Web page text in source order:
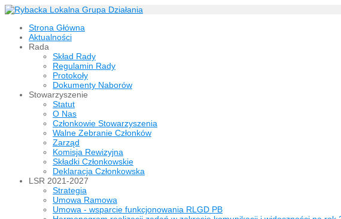
Strona Główna
Aktualności
Rada
Skład Rady
Regulamin Rady
Protokoły
Dokumenty Naborów
Stowarzyszenie
Statut
O Nas
Członkowie Stowarzyszenia
Walne Zebranie Członków
Zarząd
Komisja Rewizyjna
Składki Członkowskie
Deklaracja Członkowska
LSR 2021-2027
Strategia
Umowa Ramowa
Umowa - wsparcie funkcjonowania RLGD PB